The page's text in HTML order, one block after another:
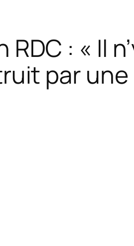
: « Il
par